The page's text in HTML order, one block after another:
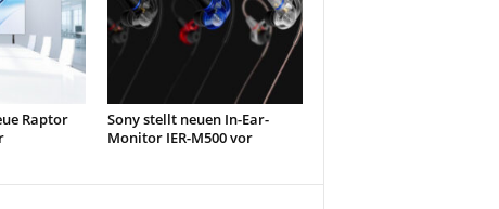
Raptor
Sony stellt neuen In-Ear-
Monitor IER-M500 vor